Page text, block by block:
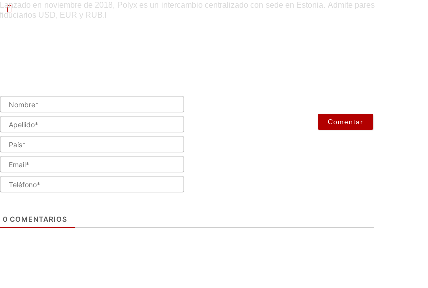
Acerca de Polyx
Lanzado en noviembre de 2018, Polyx es un intercambio centralizado con sede en Estonia. Admite pares
fiduciarios USD, EUR y RUB.l
0 COMENTARIOS